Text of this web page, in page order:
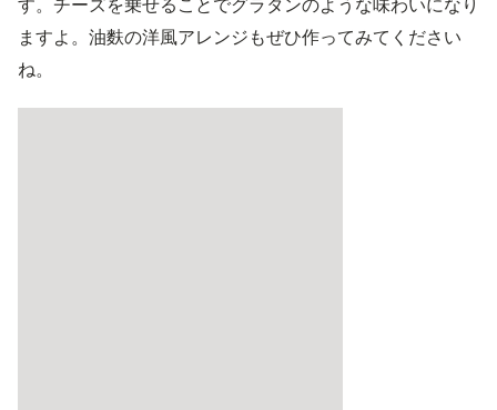
す。チーズを乗せることでグラタンのような味わいになり
ますよ。油麩の洋風アレンジもぜひ作ってみてください
ね。